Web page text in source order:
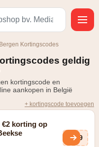
Kortingscodes
geldig
kortingscode en
aankopen in België
+ kortingscode toevoegen
€2 korting op
gK9